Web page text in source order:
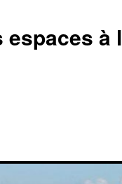
espaces à